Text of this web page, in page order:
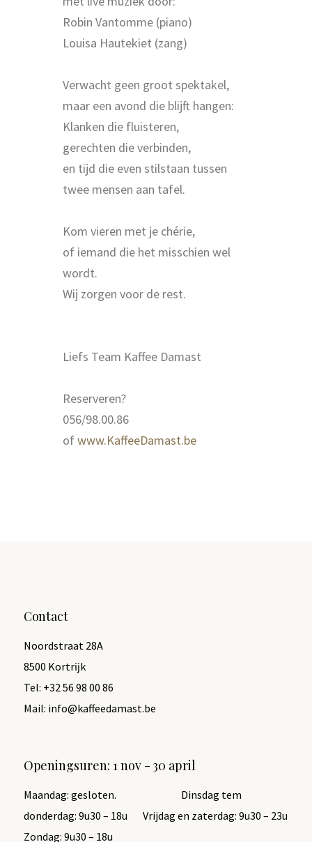
Robin Vantomme (piano)
Louisa Hautekiet (zang)
Verwacht geen groot spektakel,
maar een avond die blijft hangen:
Klanken die fluisteren,
gerechten die verbinden,
en tijd die even stilstaan tussen
twee mensen aan tafel.
Kom vieren met je chérie,
of iemand die het misschien wel
wordt.
Wij zorgen voor de rest.
Liefs Team Kaffee Damast
Reserveren?
056/98.00.86
ofwww.KaffeeDamast.be
Contact
Noordstraat 28A
8500 Kortrĳk
Tel: +32 56 98 00 86
Mail: info@kaffeedamast.be
Openingsuren: 1 nov - 30 april
Maandag: gesloten. Dinsdag tem
donderdag: 9u30 – 18u
Vrijdag en zaterdag: 9u30 – 23u
Zondag: 9u30 – 18u